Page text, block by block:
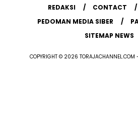
REDAKSI CONTACT
PEDOMAN MEDIA SIBER
SITEMAP NEWS
COPYRIGHT © 2026 TORAJACHANNEL.COM